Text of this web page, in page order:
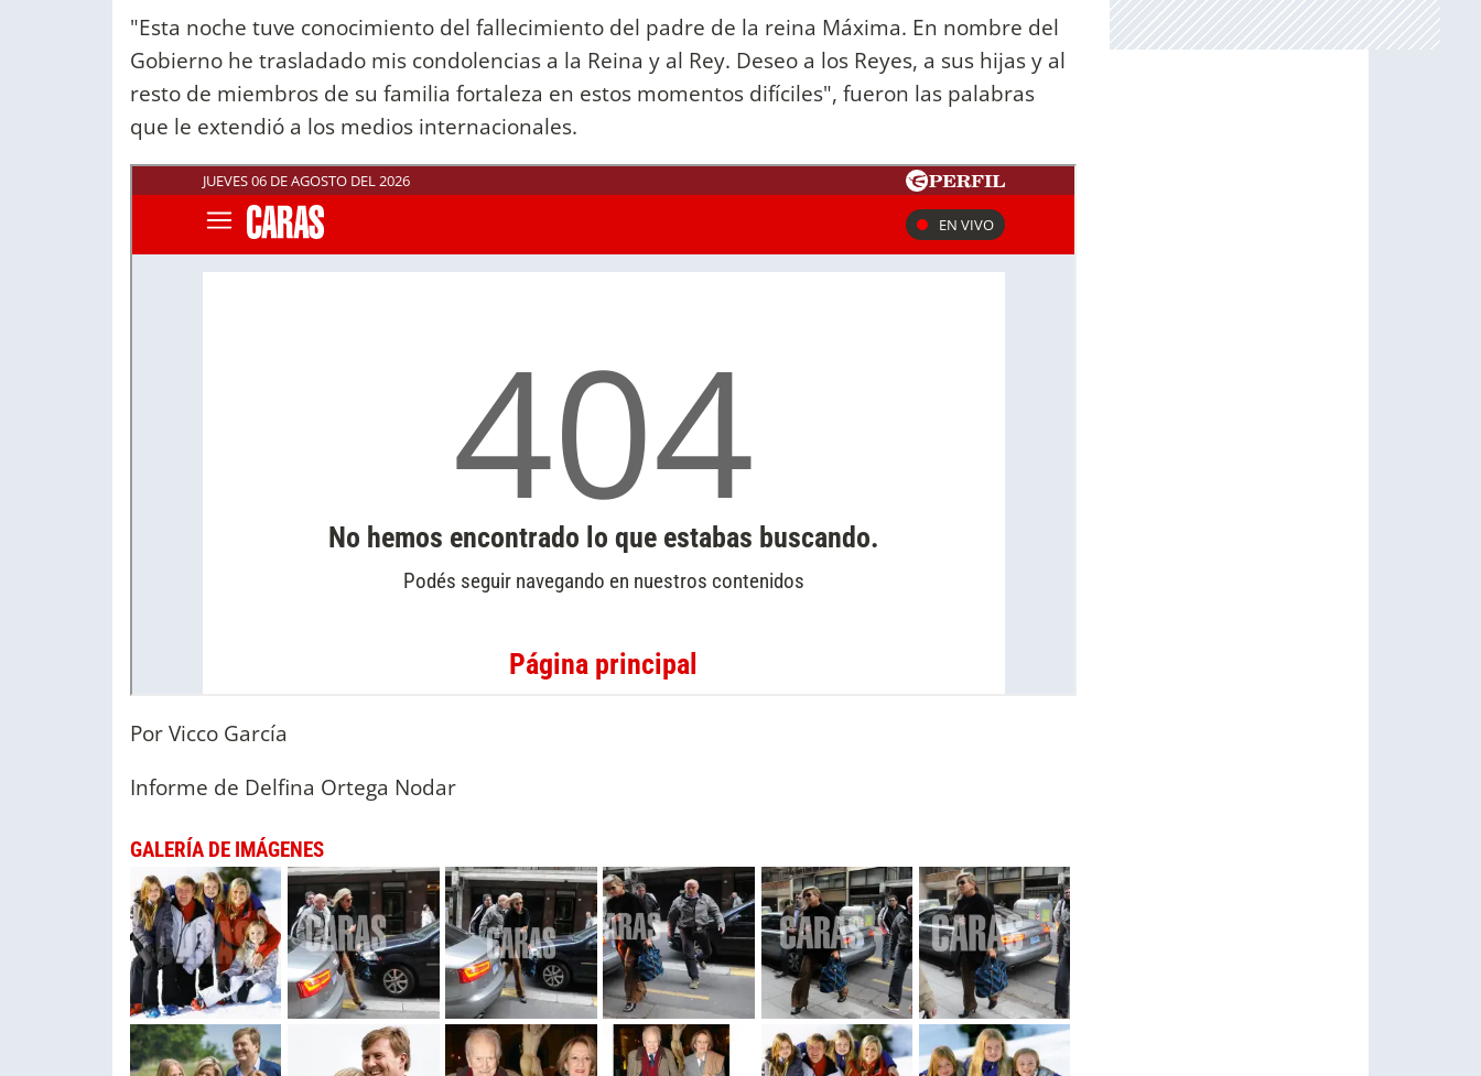
"Esta noche tuve conocimiento del fallecimiento del padre de la reina Máxima. En nombre del
Gobierno he trasladado mis condolencias a la Reina y al Rey. Deseo a los Reyes, a sus hijas y al
resto de miembros de su familia fortaleza en estos momentos difíciles", fueron las palabras
que le extendió a los medios internacionales.
Por Vicco García
Informe de Delfina Ortega Nodar
GALERÍA DE IMÁGENES